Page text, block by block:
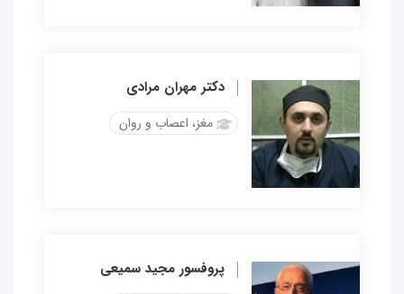
دکتر مهران مرادی
مغز، اعصاب و روان
پروفسور مجید سمیعی